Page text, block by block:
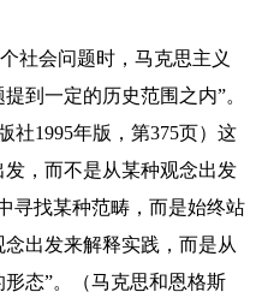
社会问题时，马克思主义
到一定的历史范围之内”。
社1995年版，第375页）这
，而不是从某种观念出发
寻找某种范畴，而是始终站
出发来解释实践，而是从
态”。（马克思和恩格斯